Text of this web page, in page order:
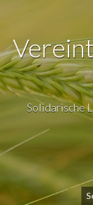
Solidarische